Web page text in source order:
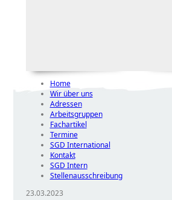
Home
Wir über uns
Adressen
Arbeitsgruppen
Fachartikel
Termine
SGD International
Kontakt
SGD Intern
Stellenausschreibung
23.03.2023